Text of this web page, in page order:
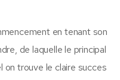
en tenant son
de laquelle le principal
trouve le claire succes